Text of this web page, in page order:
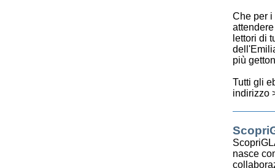
Che per i
lettori di
più
Tutti gli
indirizzo
nasce